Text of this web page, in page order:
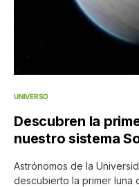
UNIVERSO
Descubren la
nuestro sistema
Astrónomos de la
descubierto la primer luna